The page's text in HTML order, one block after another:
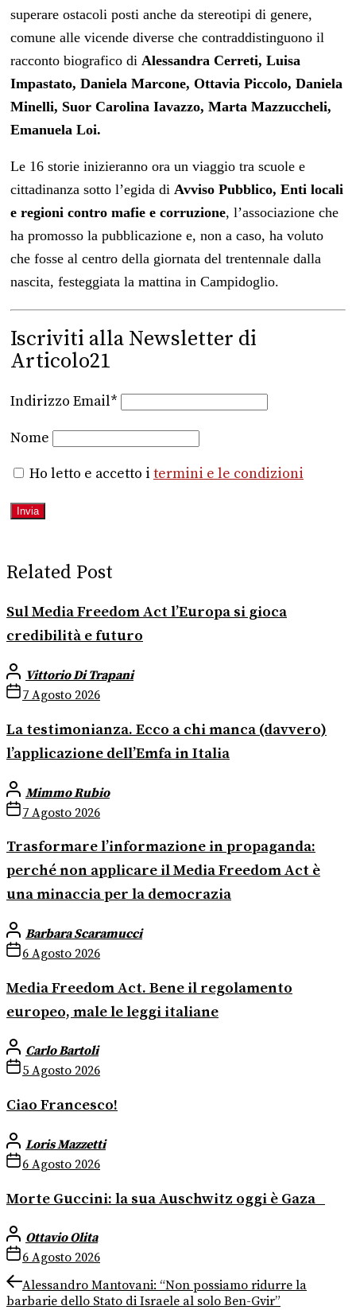
superare ostacoli posti anche da stereotipi di genere,
comune alle vicende diverse che contraddistinguono il
racconto biografico di Alessandra Cerreti, Luisa
Impastato, Daniela Marcone, Ottavia Piccolo, Daniela
Minelli, Suor Carolina Iavazzo, Marta Mazzuccheli,
Emanuela Loi.
Le 16 storie inizieranno ora un viaggio tra scuole e
cittadinanza sotto l’egida di Avviso Pubblico, Enti locali
e regioni contro mafie e corruzione, l’associazione che
ha promosso la pubblicazione e, non a caso, ha voluto
che fosse al centro della giornata del trentennale dalla
nascita, festeggiata la mattina in Campidoglio.
Iscriviti alla Newsletter di
Articolo21
Indirizzo Email*
Nome
Ho letto e accetto i termini e le condizioni
Related Post
Sul Media Freedom Act l’Europa si gioca
credibilità e futuro
Vittorio Di Trapani
7 Agosto 2026
La testimonianza. Ecco a chi manca (davvero)
l’applicazione dell’Emfa in Italia
Mimmo Rubio
7 Agosto 2026
Trasformare l’informazione in propaganda:
perché non applicare il Media Freedom Act è
una minaccia per la democrazia
Barbara Scaramucci
6 Agosto 2026
Media Freedom Act. Bene il regolamento
europeo, male le leggi italiane
Carlo Bartoli
5 Agosto 2026
Ciao Francesco!
Loris Mazzetti
6 Agosto 2026
Morte Guccini: la sua Auschwitz oggi è Gaza
Ottavio Olita
6 Agosto 2026
Navigazione
Previous
post:
Alessandro Mantovani: “Non possiamo ridurre la
barbarie dello Stato di Israele al solo Ben-Gvir”